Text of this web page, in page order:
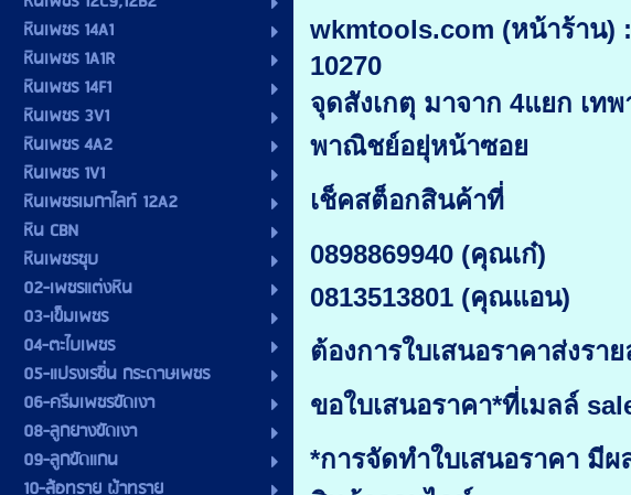
หินเพชร 14A1
หินเพชร 1A1R
หินเพชร 14F1
หินเพชร 3V1
หินเพชร 4A2
หินเพชร 1V1
หินเพชรเมกาไลท์ 12A2
หิน CBN
หินเพชรชุบ
02-เพชรแต่งหิน
03-เข็มเพชร
04-ตะไบเพชร
05-แปรงเรซิ่น กระดาษเพชร
06-ครีมเพชรขัดเงา
08-ลูกยางขัดเงา
09-ลูกขัดแกน
wkmtools.com (หน้าร้าน)
10270
จุดสังเกตุ มาจาก 4แยก เ
พาณิชย์อยุ่หน้าซอย
เช็คสต็อกสินค้าที่
0898869940 (คุณเก๋)
0813513801 (คุณแอน)
ต้องการใบเสนอราคาส่งรา
ขอใบเสนอราคา*ที่เมลล์
*การจัดทำใบเสนอราคา มี